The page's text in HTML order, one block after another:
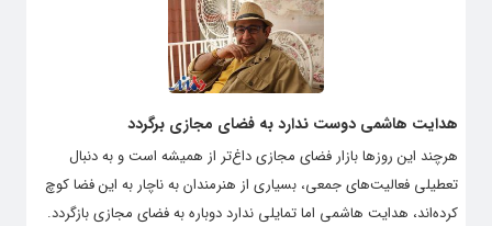
هدایت هاشمی دوست ندارد به فضای مجازی برگردد
هرچند این روزها بازار فضای مجازی داغ‌تر از همیشه است و به دنبال
تعطیلی فعالیت‌های جمعی، بسیاری از هنرمندان به ناچار به این فضا کوچ
کرده‌اند، هدایت هاشمی اما تمایلی ندارد دوباره به فضای مجازی بازگردد.